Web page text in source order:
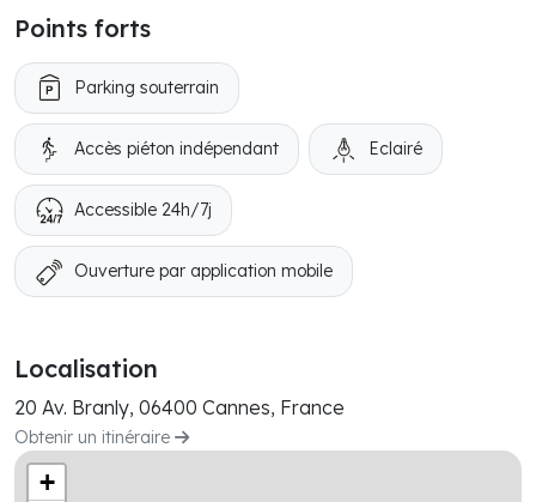
Points forts
Parking souterrain
Accès piéton indépendant Eclairé
Accessible 24h/7j
Ouverture par application mobile
Localisation
20 Av. Branly, 06400 Cannes, France
Obtenir un itinéraire
+